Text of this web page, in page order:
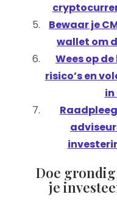
Bewaar je
wallet om
Wees op
risico’s en
in
Doe
je